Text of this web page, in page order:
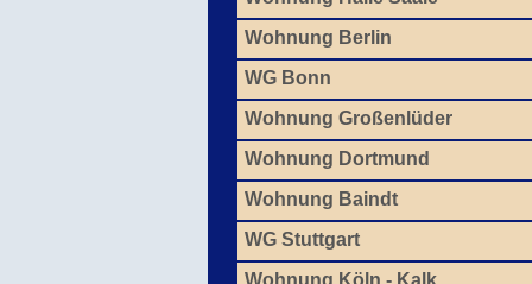
Wohnung Berlin
WG Bonn
Wohnung Großenlüder
Wohnung Dortmund
Wohnung Baindt
WG Stuttgart
Wohnung Köln - Kalk